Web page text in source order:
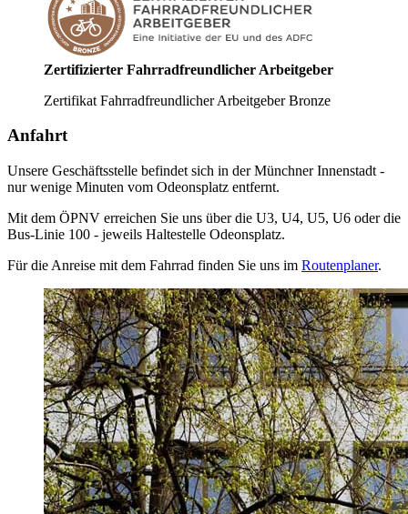
Zertifizierter Fahrradfreundlicher Arbeitgeber
Zertifikat Fahrradfreundlicher Arbeitgeber Bronze
Anfahrt
Unsere Geschäftsstelle befindet sich in der Münchner Innenstadt -
nur wenige Minuten vom Odeonsplatz entfernt.
Mit dem ÖPNV erreichen Sie uns über die U3, U4, U5, U6 oder die
Bus-Linie 100 - jeweils Haltestelle Odeonsplatz.
Für die Anreise mit dem Fahrrad finden Sie uns im Routenplaner.